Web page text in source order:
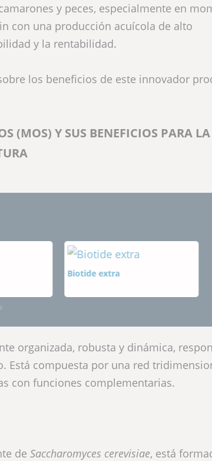
y peces, especialmente en
con una producción acuícola de alto
y la rentabilidad.
los beneficios de este innovador
(MOS) Y SUS BENEFICIOS PARA LA
Biotide extra
organizada, robusta y dinámica,
Está compuesta por una red
con funciones complementarias.
de Saccharomyces cerevisiae, está